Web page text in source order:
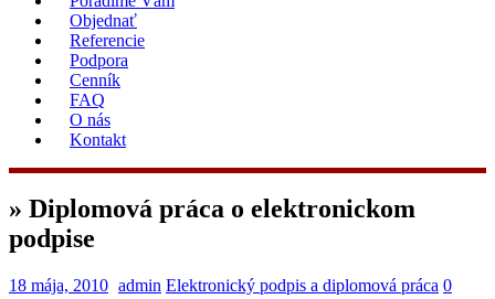
Objednať
Referencie
Podpora
Cenník
FAQ
O nás
Kontakt
» Diplomová práca o elektronickom
podpise
18 mája, 2010 admin Elektronický podpis a diplomová práca 0